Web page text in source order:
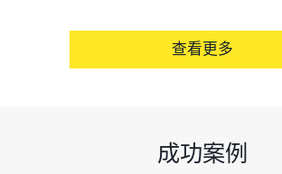
查看更多
成功案例